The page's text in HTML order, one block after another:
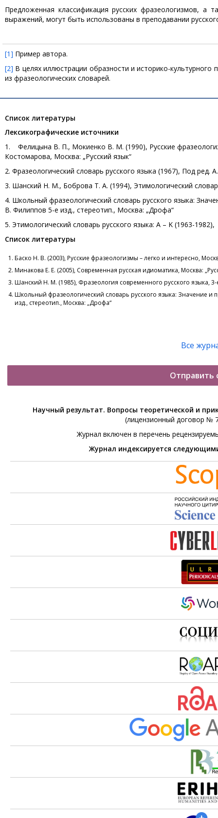
Предложенная классификация русских фразеологизмов, а
выражений, могут быть использованы в преподавании
[1] Пример автора.
[2] В целях иллюстрации образности и историко-
из фразеологических словарей.
Список литературы
Лексикографические источники
1. Фелицына В. П., Мокиенко В. М. (1990), Русские
Костомарова, Москва: „Русский язык“
2. Фразеологический словарь русского языка (1967), Под
3. Шанский Н. М., Боброва Т. А. (1994), Этимологический
4. Школьный фразеологический словарь русского языка:
В. Филиппов 5-е изд., стереотип., Москва: „Дрофа“
5. Этимологический словарь русского языка: А – K (1963-
Список литературы
Баско Н. В. (2003), Русские фразеологизмы – легко и интересно,
Минакова Е. Е. (2005), Современная русская идиоматика, Москва:
Шанский Н. М. (1985), Фразеология современного русского языка, 3-
Школьный фразеологический словарь русского языка: Значение
изд., стереотип., Москва: „Дрофа“
Все
Отправить
Научный результат. Вопросы теоретической и
(лицензионный договор №
Журнал включен в перечень
Журнал индексируется